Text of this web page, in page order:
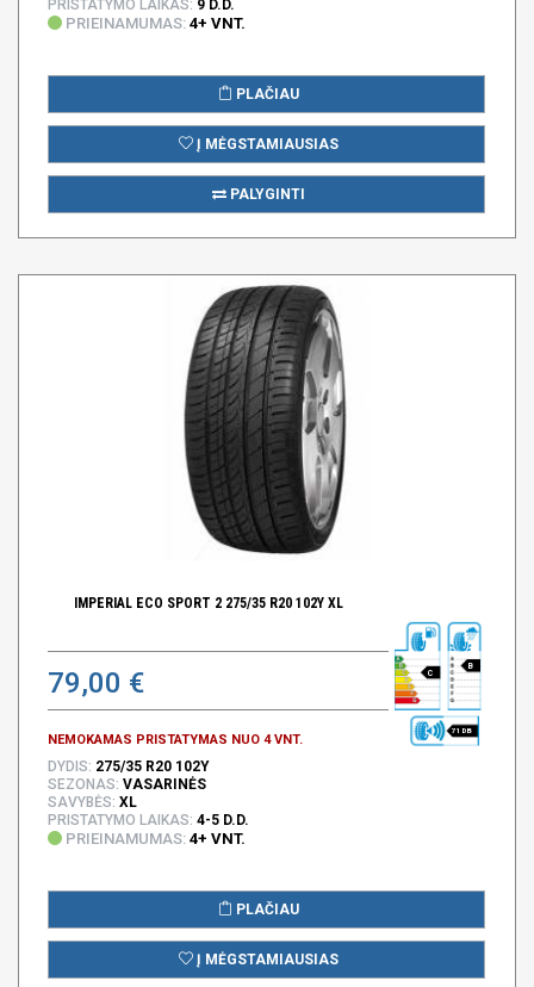
PRISTATYMO LAIKAS: 9 D.D.
PRIEINAMUMAS: 4+ VNT.
PLAČIAU
Į MĖGSTAMIAUSIAS
PALYGINTI
IMPERIAL ECO SPORT 2 275/35 R20 102Y XL
79,00 €
NEMOKAMAS PRISTATYMAS NUO 4 VNT.
C
B
71 DB
DYDIS: 275/35 R20 102Y
SEZONAS: VASARINĖS
SAVYBĖS: XL
PRISTATYMO LAIKAS: 4-5 D.D.
PRIEINAMUMAS: 4+ VNT.
PLAČIAU
Į MĖGSTAMIAUSIAS